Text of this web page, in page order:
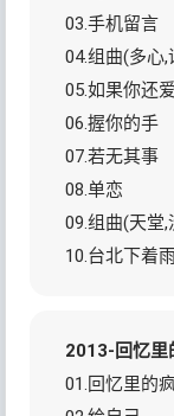
03.手机留言
04.组曲(多心
05.如果你还
06.握你的手
07.若无其事
08.单恋
09.组曲(天堂
10.台北下着
2013-回忆里
01.回忆里的